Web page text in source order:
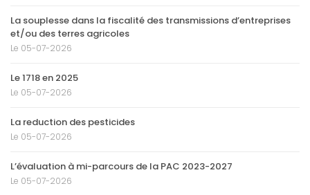
La souplesse dans la fiscalité des transmissions d’entreprises
et/ou des terres agricoles
Le 05-07-2026
Le 1718 en 2025
Le 05-07-2026
La reduction des pesticides
Le 05-07-2026
L’évaluation à mi-parcours de la PAC 2023-2027
Le 05-07-2026